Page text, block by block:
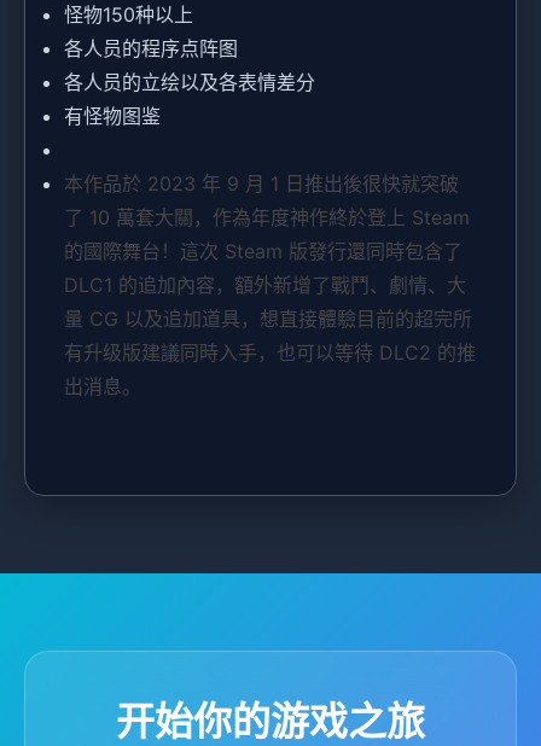
怪物150种以上
各人员的程序点阵图
各人员的立绘以及各表情差分
有怪物图鉴
本作品於 2023 年 9 月 1 日推出後很快就突破
了 10 萬套大關，作為年度神作終於登上 Steam
的國際舞台！這次 Steam 版發行還同時包含了
DLC1 的追加內容，額外新增了戰鬥、劇情、大
量 CG 以及追加道具，想直接體驗目前的超完所
有升级版建議同時入手，也可以等待 DLC2 的推
出消息。
开始你的游戏之旅